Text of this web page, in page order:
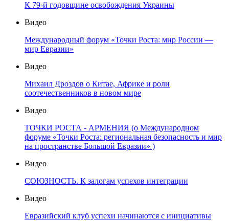
К 79-й годовщине освобождения Украины
Видео
Международный форум «Точки Роста: мир России —
мир Евразии»
Видео
Михаил Дроздов о Китае, Африке и роли
соотечественников в новом мире
Видео
ТОЧКИ РОСТА - АРМЕНИЯ (о Международном
форуме «Точки Роста: региональная безопасность и мир
на пространстве Большой Евразии» )
Видео
СОЮЗНОСТЬ. К залогам успехов интеграции
Видео
Евразийский клуб успехи начинаются с инициативы